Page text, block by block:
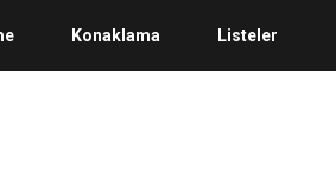
Konaklama Listeler